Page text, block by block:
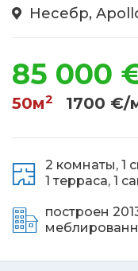
Несебр,
85 000
50м2 1700 €/
2 комнаты, 1
1 терраса, 1
построен